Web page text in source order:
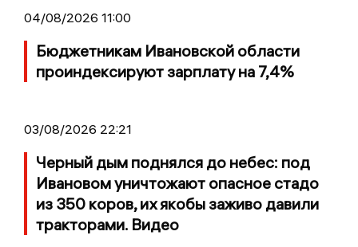
04/08/2026 11:00
Бюджетникам Ивановской области
проиндексируют зарплату на 7,4%
03/08/2026 22:21
Черный дым поднялся до небес: под
Ивановом уничтожают опасное стадо
из 350 коров, их якобы заживо давили
тракторами. Видео